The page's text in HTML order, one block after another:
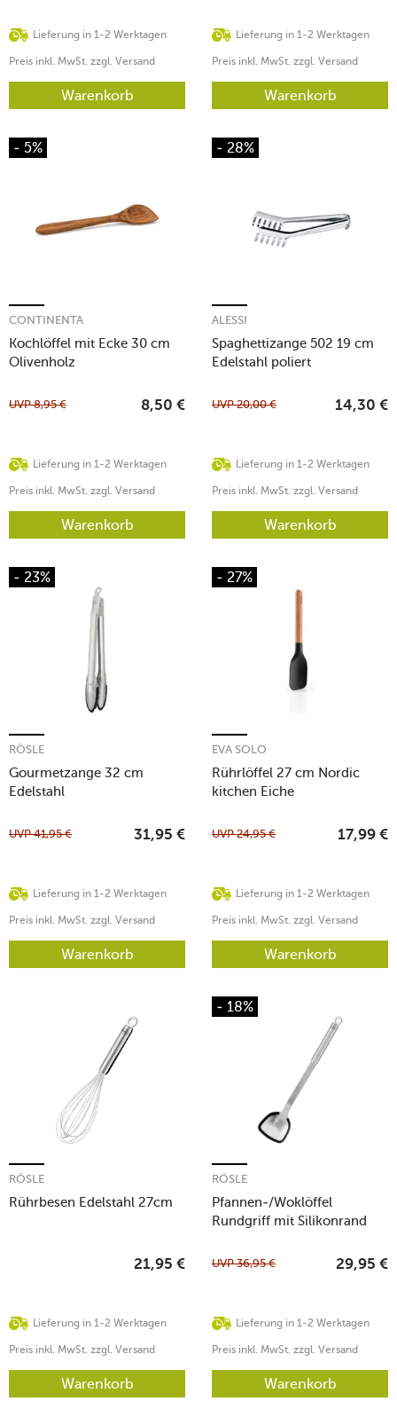
Lieferung in 1-2 Werktagen
Preis inkl. MwSt. zzgl. Versand
Warenkorb
Lieferung in 1-2 Werktagen
Preis inkl. MwSt. zzgl. Versand
Warenkorb
- 5%
Kochlöffel mit Ecke 30 cm
Olivenholz
CONTINENTA
Lieferung in 1-2 Werktagen
UVP8,95 € 8,50 €
Preis inkl. MwSt. zzgl. Versand
Warenkorb
- 28%
Spaghettizange 502 19 cm
Edelstahl poliert
ALESSI
Lieferung in 1-2 Werktagen
UVP20,00 € 14,30 €
Preis inkl. MwSt. zzgl. Versand
Warenkorb
- 23%
Gourmetzange 32 cm
Edelstahl
RÖSLE
Lieferung in 1-2 Werktagen
UVP41,95 € 31,95 €
Preis inkl. MwSt. zzgl. Versand
Warenkorb
- 27%
Rührlöffel 27 cm Nordic
kitchen Eiche
EVA SOLO
Lieferung in 1-2 Werktagen
UVP24,95 € 17,99 €
Preis inkl. MwSt. zzgl. Versand
Warenkorb
Rührbesen Edelstahl 27cm
RÖSLE
Lieferung in 1-2 Werktagen
21,95 €
Preis inkl. MwSt. zzgl. Versand
Warenkorb
- 18%
Pfannen-/Woklöffel
Rundgriff mit Silikonrand
RÖSLE
Lieferung in 1-2 Werktagen
UVP36,95 € 29,95 €
Preis inkl. MwSt. zzgl. Versand
Warenkorb